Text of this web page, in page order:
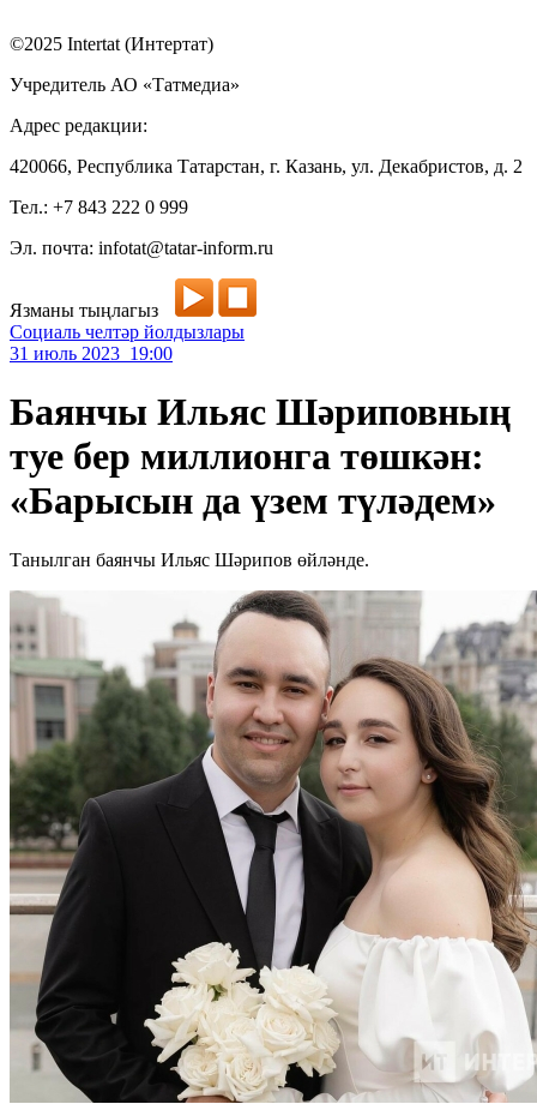
©2025 Intertat (Интертат)
Учредитель АО «Татмедиа»
Адрес редакции:
420066, Республика Татарстан, г. Казань, ул. Декабристов, д. 2
Тел.: +7 843 222 0 999
Эл. почта: infotat@tatar-inform.ru
Язманы тыңлагыз
Социаль челтәр йолдызлары
31 июль 2023 19:00
Баянчы Ильяс Шәриповның
туе бер миллионга төшкән:
«Барысын да үзем түләдем»
Танылган баянчы Ильяс Шәрипов өйләнде.